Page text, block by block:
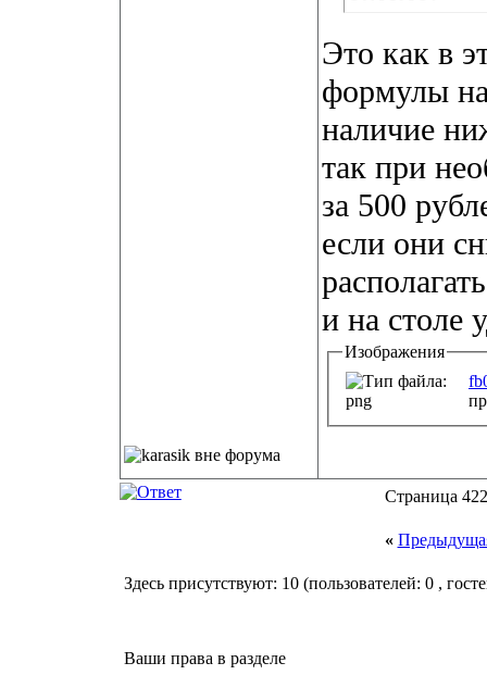
Это как в
формулы
наличие
так при
за 500
если они
и на столе
Изображения
Страница
«
Здесь присутствуют: 10 (пользователей: 0 ,
Ваши права в разделе